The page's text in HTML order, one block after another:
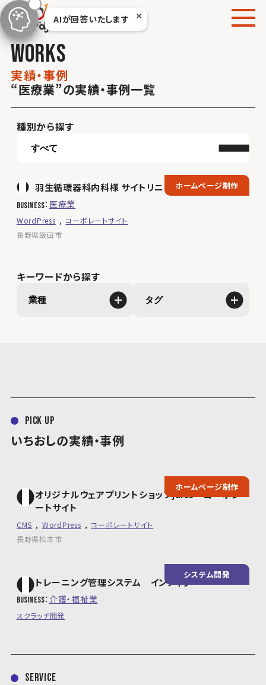
本
文
へworks
実績・事例
“医療業”の実績・事例一覧
種別から探す
ホームページ制作
羽生循環器科内科様 サイトリニューアル
business 医療業
WordPress
コーポレートサイト
長野県飯田市
キーワードから探す
業種 タグ
pick up
いちおしの実績・事例
ホームページ制作
オリジナルウェアプリントショップjuice コーポレ
ートサイト
CMS WordPress
コーポレートサイト
長野県松本市
システム開発
トレーニング管理システム インフィグ
business 介護・福祉業
スクラッチ開発
service
AIが回答いたします